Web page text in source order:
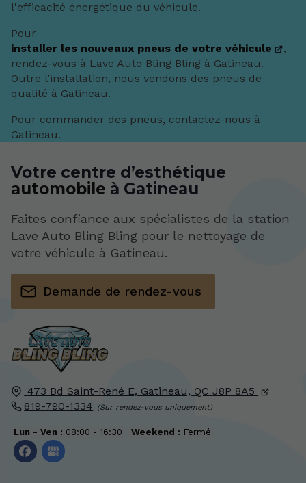
l'efficacité énergétique du véhicule.
Pour
installer les nouveaux pneus de votre véhicule
,
rendez-vous à Lave Auto Bling Bling à Gatineau.
Outre l’installation, nous vendons des pneus de
qualité à Gatineau.
Pour commander des pneus, contactez-nous à
Gatineau.
473 Bd Saint-René E, Gatineau, QC J8P 8A5
819-790-1334
Lun - Ven : 08:00 - 16:30 Weekend : Fermé
Votre centre d’esthétique
automobile à Gatineau
Faites confiance aux spécialistes de la station
Lave Auto Bling Bling pour le nettoyage de
votre véhicule à Gatineau.
Demande de rendez-vous